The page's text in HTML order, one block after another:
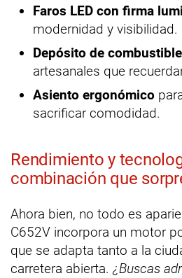
Faros LED con firma
modernidad y visibilidad.
Depósito de combustible
artesanales que
Asiento ergonómico
sacrificar comodidad.
Rendimiento y
combinación que
Ahora bien, no todo es
C652V incorpora un motor
que se adapta tanto a la
carretera abierta. ¿Buscas